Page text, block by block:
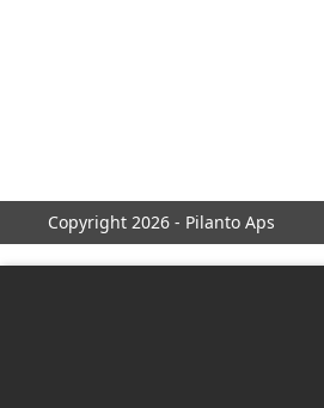
Copyright 2026 - Pilanto Aps